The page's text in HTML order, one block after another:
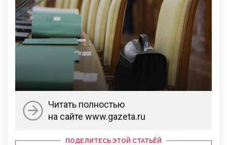
Читать полностью
на сайте www.gazeta.ru
ПОДЕЛИТЕСЬ ЭТОЙ СТАТЬЁЙ